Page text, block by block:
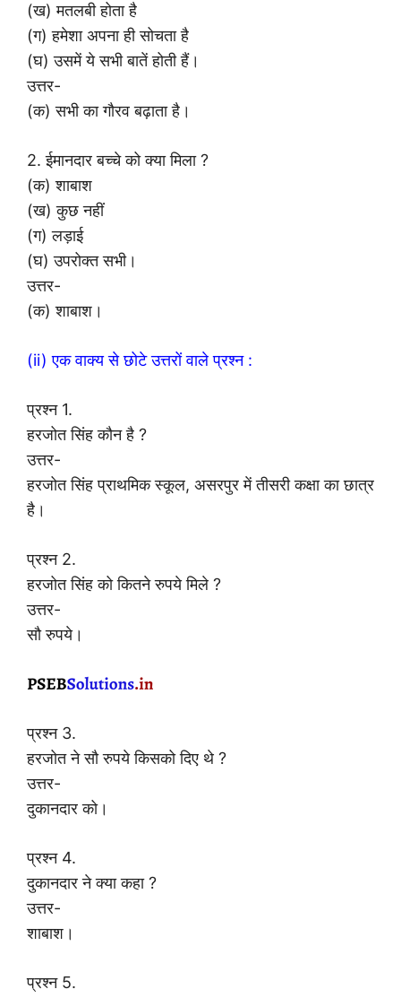
(ख) मतलबी होता है
(ग) हमेशा अपना ही सोचता है
(घ) उसमें ये सभी बातें होती हैं।
उत्तर-
(क) सभी का गौरव बढ़ाता है।
2. ईमानदार बच्चे को क्या मिला ?
(क) शाबाश
(ख) कुछ नहीं
(ग) लड़ाई
(घ) उपरोक्त सभी।
उत्तर-
(क) शाबाश।
(ii) एक वाक्य से छोटे उत्तरों वाले प्रश्न :
प्रश्न 1.
हरजोत सिंह कौन है ?
उत्तर-
हरजोत सिंह प्राथमिक स्कूल, असरपुर में तीसरी कक्षा का छात्र
है।
प्रश्न 2.
हरजोत सिंह को कितने रुपये मिले ?
उत्तर-
सौ रुपये।
प्रश्न 3.
हरजोत ने सौ रुपये किसको दिए थे ?
उत्तर-
दुकानदार को।
प्रश्न 4.
दुकानदार ने क्या कहा ?
उत्तर-
शाबाश।
प्रश्न 5.